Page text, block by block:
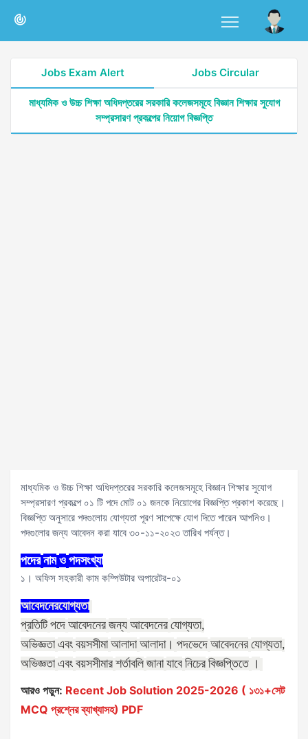
Jobs Exam Alert Jobs Circular
মাধ্যমিক ও উচ্চ শিক্ষা অধিদপ্তরের সরকারি কলেজসমূহে বিজ্ঞান শিক্ষার সুযোগ
সম্প্রসারণ প্রকল্পের নিয়োগ বিজ্ঞপ্তি
মাধ্যমিক ও উচ্চ শিক্ষা অধিদপ্তরের সরকারি কলেজসমূহে বিজ্ঞান শিক্ষার সুযোগ
সম্প্রসারণ প্রকল্পে ০১ টি পদে মোট ০১ জনকে নিয়োগের বিজ্ঞপ্তি প্রকাশ করেছে।
বিজ্ঞপ্তি অনুসারে পদগুলোয় যোগ্যতা পূরণ সাপেক্ষে যোগ দিতে পারেন আপনিও।
পদগুলোর জন্য আবেদন করা যাবে ৩০-১১-২০২৩ তারিখ পর্যন্ত।
পদের নাম ও পদসংখ্যা
১। অফিস সহকারী কাম কম্পিউটার অপারেটর-০১
আবেদনেরযোগ্যতা
প্রতিটি পদে আবেদনের জন্য আবেদনের যোগ্যতা,
অভিজ্ঞতা এবং বয়সসীমা আলাদা আলাদা। পদভেদে আবেদনের যোগ্যতা,
অভিজ্ঞতা এবং বয়সসীমার শর্তাবলি জানা যাবে নিচের বিজ্ঞপ্তিতে ।
আরও পড়ুন: Recent Job Solution 2025-2026 ( ১৩১+সেট
MCQ প্রশ্নের ব্যাখ্যাসহ) PDF